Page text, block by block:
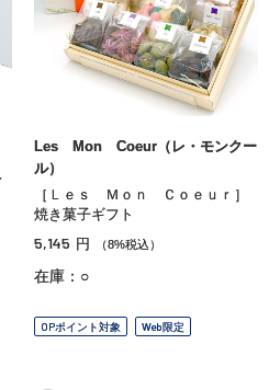
Les Mon Coeur（レ・モンクー
ル）
［Ｌｅｓ Ｍｏｎ Ｃｏｅｕｒ］
焼き菓子ギフト
5,145 円 （8%税込）
在庫：○
OPポイント対象 Web限定